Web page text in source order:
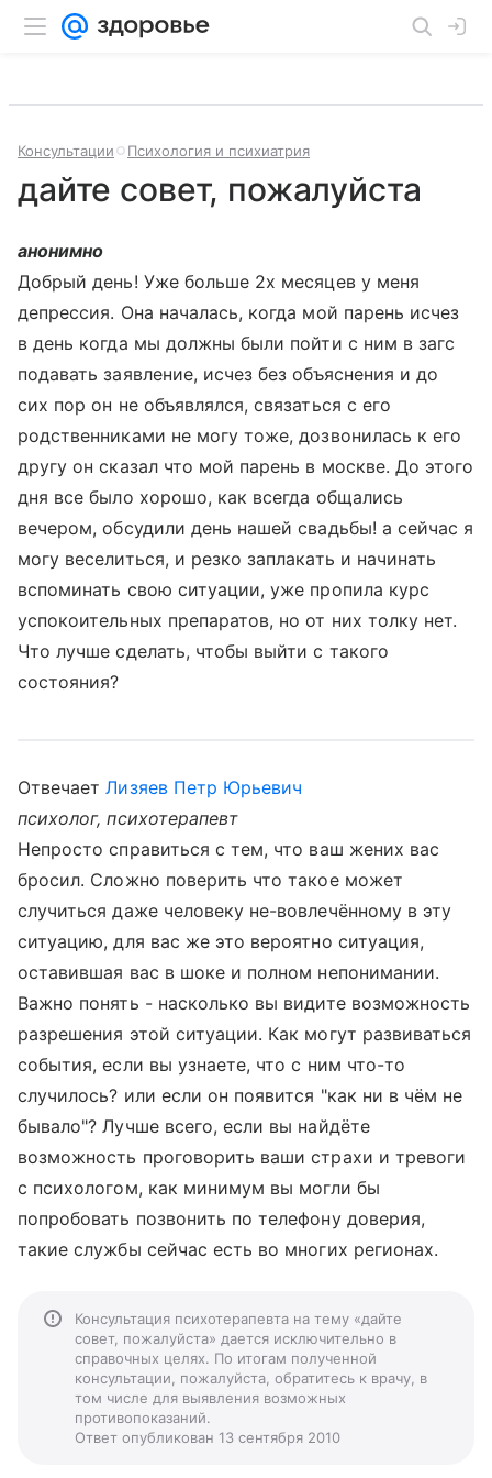
Консультации Психология и психиатрия
дайте совет, пожалуйста
анонимно
Добрый день! Уже больше 2х месяцев у меня
депрессия. Она началась, когда мой парень исчез
в день когда мы должны были пойти с ним в загс
подавать заявление, исчез без объяснения и до
сих пор он не объявлялся, связаться с его
родственниками не могу тоже, дозвонилась к его
другу он сказал что мой парень в москве. До этого
дня все было хорошо, как всегда общались
вечером, обсудили день нашей свадьбы! а сейчас я
могу веселиться, и резко заплакать и начинать
вспоминать свою ситуации, уже пропила курс
успокоительных препаратов, но от них толку нет.
Что лучше сделать, чтобы выйти с такого
состояния?
ОтвечаетЛизяев Петр Юрьевич
психолог, психотерапевт
Непросто справиться с тем, что ваш жених вас
бросил. Сложно поверить что такое может
случиться даже человеку не-вовлечённому в эту
ситуацию, для вас же это вероятно ситуация,
оставившая вас в шоке и полном непонимании.
Важно понять - насколько вы видите возможность
разрешения этой ситуации. Как могут развиваться
события, если вы узнаете, что с ним что-то
случилось? или если он появится "как ни в чём не
бывало"? Лучше всего, если вы найдёте
возможность проговорить ваши страхи и тревоги
с психологом, как минимум вы могли бы
попробовать позвонить по телефону доверия,
такие службы сейчас есть во многих регионах.
Консультация психотерапевта на тему «дайте
совет, пожалуйста» дается исключительно в
справочных целях. По итогам полученной
консультации, пожалуйста, обратитесь к врачу, в
том числе для выявления возможных
противопоказаний.
Ответ опубликован 13 сентября 2010